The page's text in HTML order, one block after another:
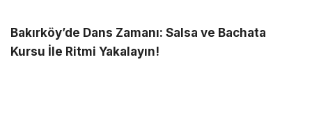
Bakırköy’de Dans Zamanı: Salsa ve Bachata
Kursu İle Ritmi Yakalayın!